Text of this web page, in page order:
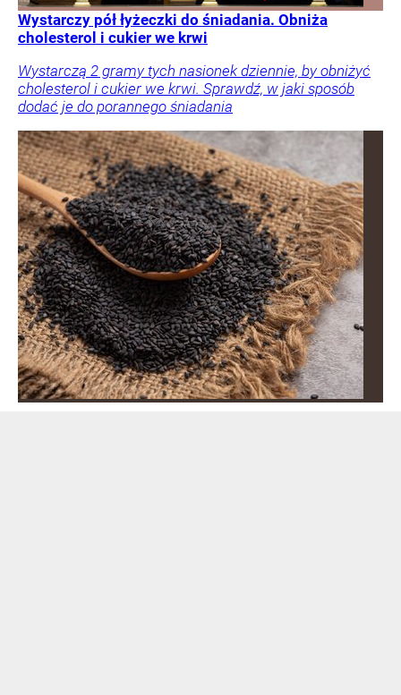
Wystarczy pół łyżeczki do śniadania. Obniża
cholesterol i cukier we krwi
Wystarczą 2 gramy tych nasionek dziennie, by obniżyć
cholesterol i cukier we krwi. Sprawdź, w jaki sposób
dodać je do porannego śniadania